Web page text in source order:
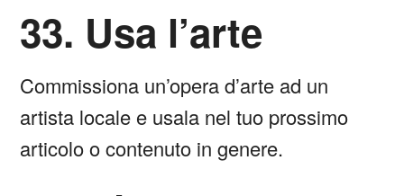
33. Usa l’arte
Commissiona un’opera d’arte ad un
artista locale e usala nel tuo prossimo
articolo o contenuto in genere.